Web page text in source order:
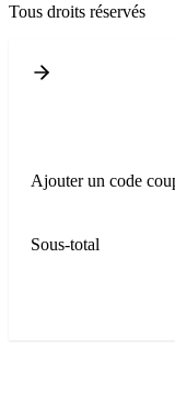
Tous droits réservés
Ajouter un code
Sous-total